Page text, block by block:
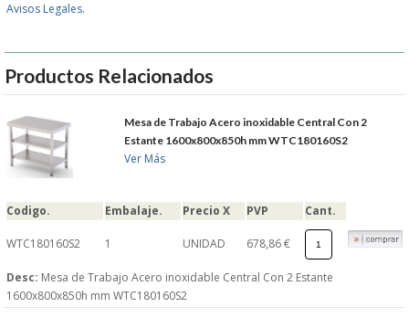
AVISO LEGAL
POL�TICA DE PRIVACIDAD
CONDICIONES DE USO
NOTICIAS
CERRAR
Avisos Legales.
Productos Relacionados
Mesa de Trabajo Acero inoxidable Central Con 2
Estante 1600x800x850h mm WTC180160S2
Ver Más
Codigo. Embalaje. Precio X PVP Cant.
WTC180160S2 1 UNIDAD 678,86 €
Desc: Mesa de Trabajo Acero inoxidable Central Con 2 Estante
1600x800x850h mm WTC180160S2